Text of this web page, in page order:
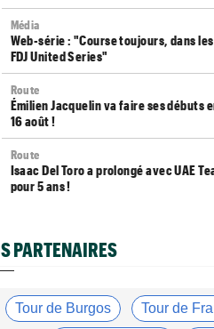
Média
Web-série : "Course toujours, dans
FDJ United Series"
Route
Émilien Jacquelin va faire ses débuts
16 août !
Route
Isaac Del Toro a prolongé avec UAE
pour 5 ans !
monnaie courante"
Le Mercato vélo est ouvert... toutes
et rumeurs
PARTENAIRES
Tour de Burgos Tour de